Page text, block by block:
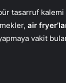
tasarruf
air
vakit